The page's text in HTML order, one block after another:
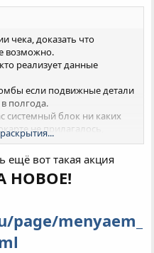
чека, доказать что
возможно.
реализует данные
если подвижные детали
полгода.
системный блок ни каких
не прилагалось,
на стороннем сайте.
ещё вот такая акция
НОВОЕ!
menyaem_